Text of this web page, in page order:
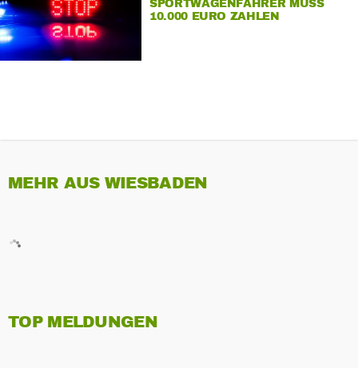
SPORTWAGENFAHRER MUSS
10.000 EURO ZAHLEN
MEHR AUS WIESBADEN
TOP MELDUNGEN